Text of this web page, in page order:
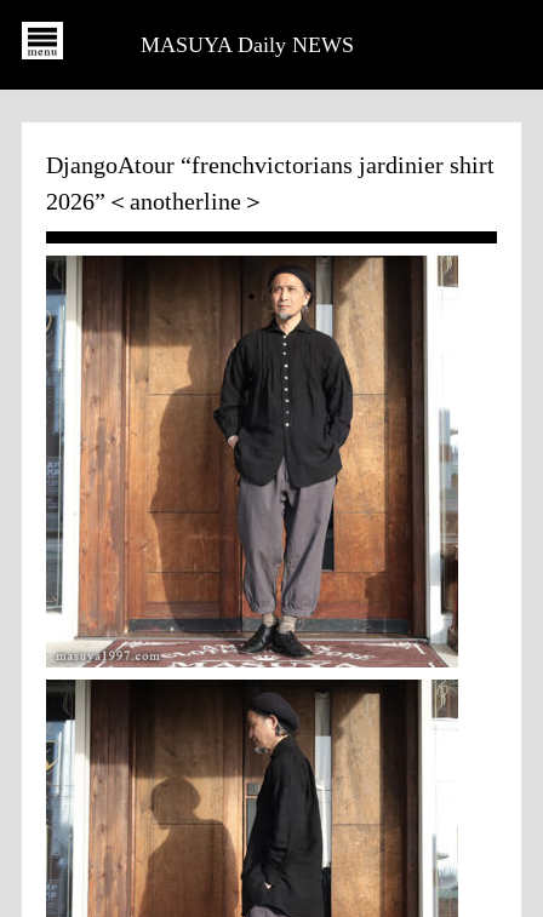
MASUYA Daily NEWS
DjangoAtour “frenchvictorians jardinier shirt
2026”＜anotherline＞